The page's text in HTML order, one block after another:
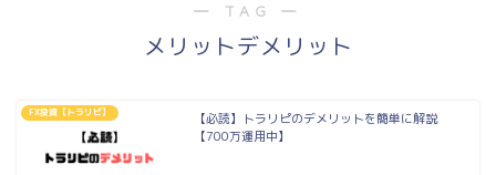
― TAG ―
メリットデメリット
FX投資【トラリピ】
【必読】トラリピのデメリットを簡単に解説
【700万運用中】